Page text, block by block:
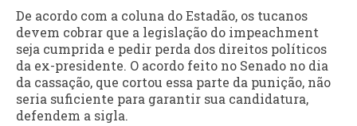
De acordo com a coluna do Estadão, os tucanos
devem cobrar que a legislação do impeachment
seja cumprida e pedir perda dos direitos políticos
da ex-presidente. O acordo feito no Senado no dia
da cassação, que cortou essa parte da punição, não
seria suficiente para garantir sua candidatura,
defendem a sigla.